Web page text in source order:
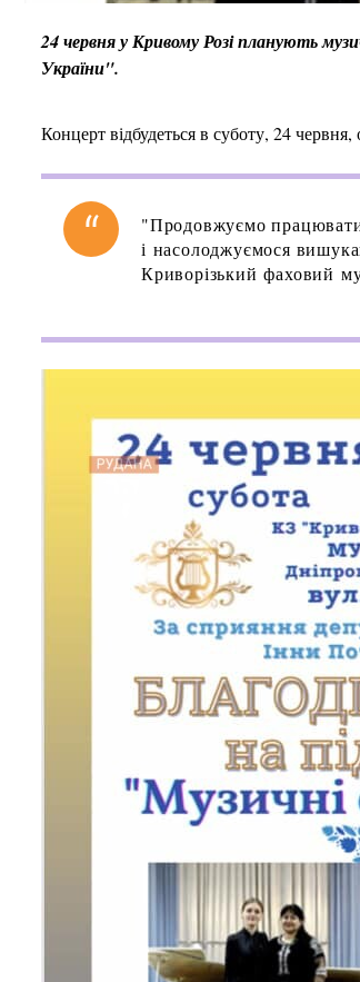
24 червня у Кривому Розі планують
України".
Концерт відбудеться в суботу, 24
"Продовжуємо
і насолоджуємося
Криворізький фаховий